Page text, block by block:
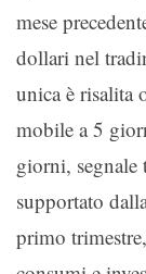
mese
dollari nel
unica è risalita
mobile a 5
giorni,
supportato
primo